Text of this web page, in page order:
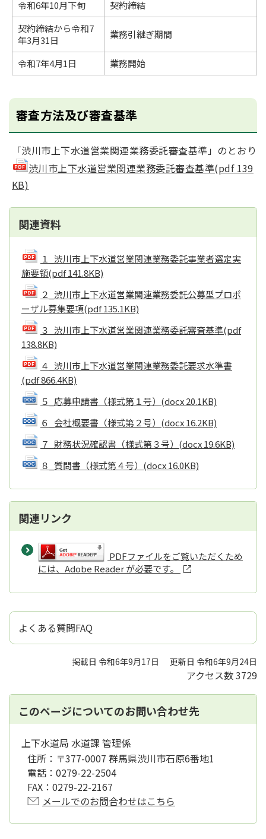
令和6年10月下旬
契約締結
契約締結から令和7
年3月31日
業務引継ぎ期間
令和7年4月1日 業務開始
審査方法及び審査基準
「渋川市上下水道営業関連業務委託審査基準」のとおり
渋川市上下水道営業関連業務委託審査基準(pdf 139
KB)
関連資料
１_渋川市上下水道営業関連業務委託事業者選定実
施要領(pdf 141.8KB)
２_渋川市上下水道営業関連業務委託公募型プロポ
ーザル募集要項(pdf 135.1KB)
３_渋川市上下水道営業関連業務委託審査基準(pdf
138.8KB)
４_渋川市上下水道営業関連業務委託要求水準書
(pdf 866.4KB)
５_応募申請書（様式第１号） (docx 20.1KB)
６_会社概要書（様式第２号） (docx 16.2KB)
７_財務状況確認書（様式第３号） (docx 19.6KB)
８_質問書（様式第４号） (docx 16.0KB)
関連リンク
PDFファイルをご覧いただくため
には、Adobe Reader が必要です。
よくある質問FAQ
掲載日 令和6年9月17日 更新日 令和6年9月24日
アクセス数3729
このページについてのお問い合わせ先
上下水道局 水道課 管理係
住所： 〒377-0007 群馬県渋川市石原6番地1
電話： 0279-22-2504
FAX： 0279-22-2167
メールでのお問合わせはこちら